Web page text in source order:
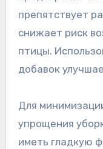
препятствует
снижает риск
птицы.
добавок
Для
упрощения
иметь гладкую